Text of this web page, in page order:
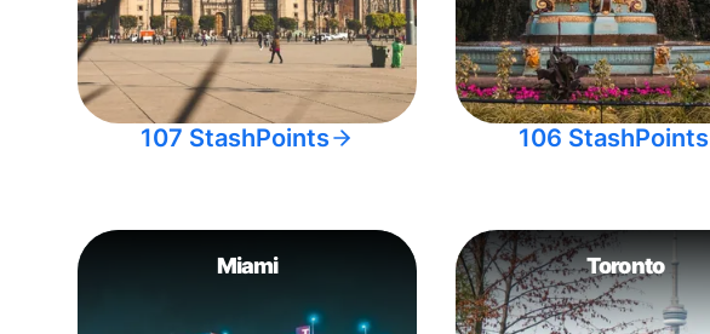
107 StashPoints 106 StashPoints
Miami Toronto